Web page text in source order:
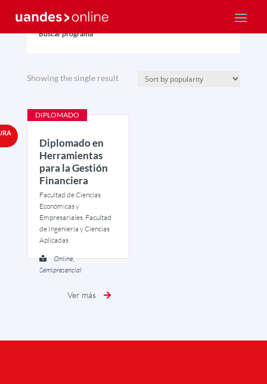
Buscar programa
Showing the single result
DIPLOMADO
Diplomado en
Herramientas
para la Gestión
Financiera
Facultad de Ciencias
Económicas y
Empresariales, Facultad
de Ingeniería y Ciencias
Aplicadas
Online,
Semipresencial
Ver más